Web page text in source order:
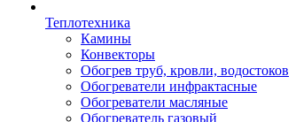
Теплотехника
Камины
Конвекторы
Обогрев труб, кровли, водостоков
Обогреватели инфрактасные
Обогреватели масляные
Обогреватель газовый